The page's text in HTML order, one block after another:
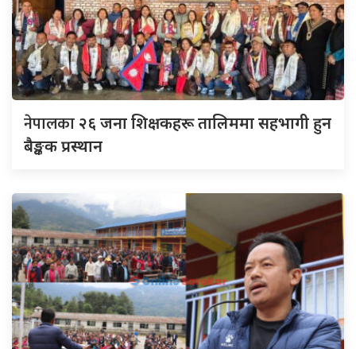
नेपालका २६ जना शिक्षकहरू तालिममा सहभागी हुन
बैङ्कक प्रस्थान